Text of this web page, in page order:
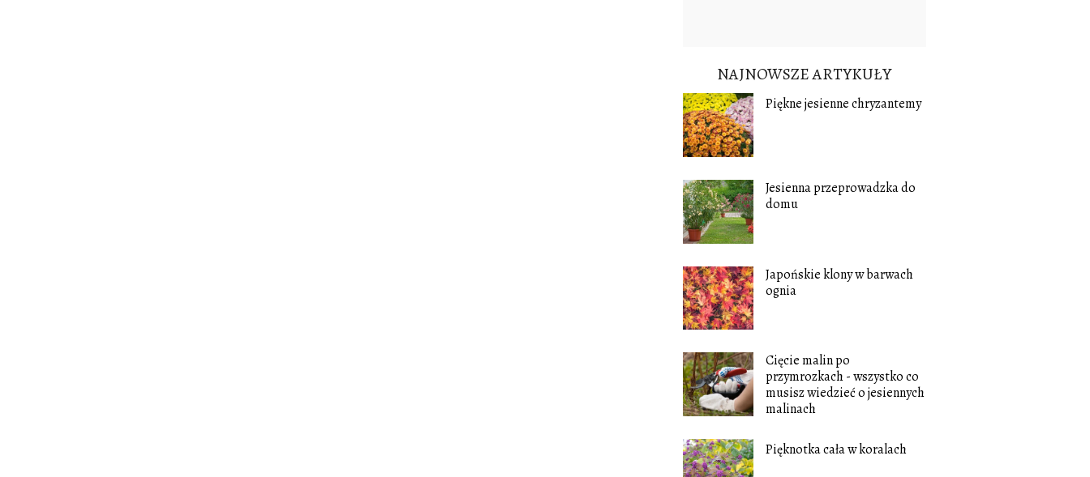
NAJNOWSZE ARTYKUŁY
Piękne jesienne chryzantemy
Jesienna przeprowadzka do
domu
Japońskie klony w barwach
ognia
Cięcie malin po
przymrozkach - wszystko co
musisz wiedzieć o jesiennych
malinach
Pięknotka cała w koralach